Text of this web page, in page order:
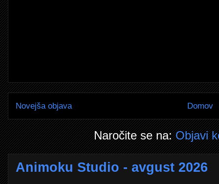
Novejša objava Domov
Naročite se na:Objavi
Animoku Studio - avgust 2026